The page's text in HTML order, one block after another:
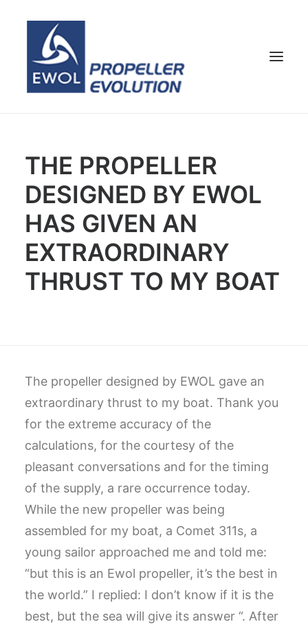
COMPANY
PROPELLERS
NEWS & MEDIA
CONTACTS
SHOP
THE PROPELLER
DESIGNED BY EWOL
HAS GIVEN AN
EXTRAORDINARY
THRUST TO MY BOAT
The propeller designed by EWOL gave an
extraordinary thrust to my boat. Thank you
for the extreme accuracy of the
calculations, for the courtesy of the
pleasant conversations and for the timing
of the supply, a rare occurrence today.
While the new propeller was being
assembled for my boat, a Comet 311s, a
young sailor approached me and told me:
“but this is an Ewol propeller, it’s the best in
the world.” I replied: I don’t know if it is the
best, but the sea will give its answer “. After